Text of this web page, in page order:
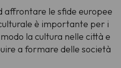
affrontare le sfide europee
è importante per i
la cultura nelle città e
a formare delle società